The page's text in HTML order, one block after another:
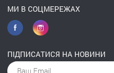
МИ В СОЦМЕРЕЖАХ
ПІДПИСАТИСЯ НА НОВИНИ